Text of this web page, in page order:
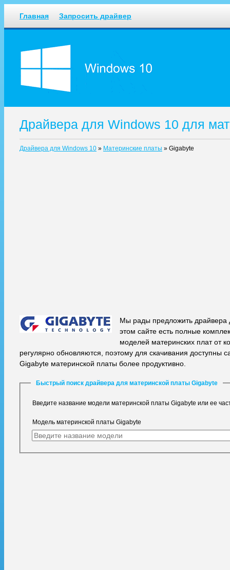
Главная Запросить драйвер
Драйвера для Windows 10 для
Драйвера для Windows 10 » Материнские платы » Gigabyte
Мы рады предложить драйвера
этом сайте есть полные
моделей материнских плат от
регулярно обновляются, поэтому для скачивания доступны
Gigabyte материнской платы более продуктивно.
Быстрый поиск драйвера для материнской платы Gigabyte
Введите название модели материнской платы Gigabyte или ее
Модель материнской платы Gigabyte